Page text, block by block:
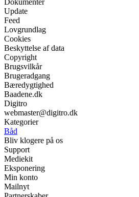
Dokumenter
Update
Feed
Lovgrundlag
Cookies
Beskyttelse af data
Copyright
Brugsvilkår
Brugeradgang
Bæredygtighed
Baadene.dk
Digitro
webmaster@digitro.dk
Kategorier
Båd
Bliv klogere på os
Support
Mediekit
Eksponering
Min konto
Mailnyt